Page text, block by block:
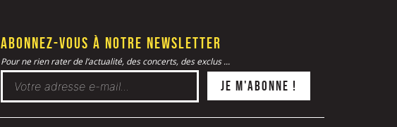
Abonnez-vous à notre newsletter
Pour ne rien rater de l’actualité, des concerts, des exclus ...